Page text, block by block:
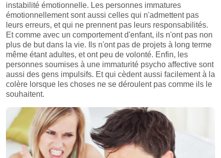
instabilité émotionnelle. Les personnes immatures
émotionnellement sont aussi celles qui n'admettent pas
leurs erreurs, et qui ne prennent pas leurs responsabilités.
Et comme avec un comportement d'enfant, ils n'ont pas non
plus de but dans la vie. Ils n'ont pas de projets à long terme
même étant adultes, et ont peu de volonté. Enfin, les
personnes soumises à une immaturité psycho affective sont
aussi des gens impulsifs. Et qui cèdent aussi facilement à la
colère lorsque les choses ne se déroulent pas comme ils le
souhaitent.